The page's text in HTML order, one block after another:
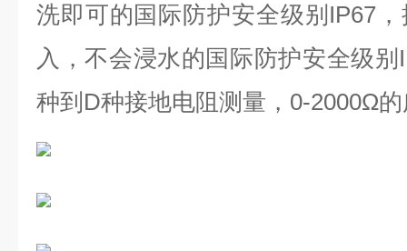
洗即可的国际防护安全级别IP67
入，不会浸水的国际防护安全级
种到D种接地电阻测量，0-2000Ω